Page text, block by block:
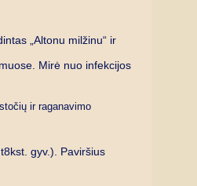
„Altonu milžinu“ ir
Mirė nuo infekcijos
ir raganavimo
gyv.). Paviršius